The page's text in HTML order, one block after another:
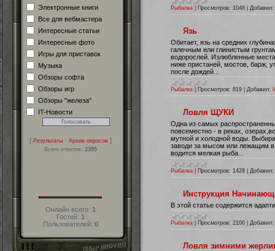
Электронные книги
Все для вебмастера
Интересные статьи
Интересные фото
Игры для приставок
Музыка
Обзоры софта
Обзоры игр
Обзоры "железа"
IT-Новости
[ Результаты· Архив опросов]
Всего ответов: 2395
Онлайн всего: 1
Гостей: 1
Пользователей: 0
Рыбалка Просмотров: 1048 Добавил:
Язь
Обитает, язь на средних
галечным или глинистым
водорослей. Излюбленные
ниже пристаней, мостов, барж,
после дождей...
Рыбалка Просмотров: 819 Добавил:
Ловля ЩУКИ
Одна из самых
повсеместно - в реках,
мутной и холодной воды.
заводи за мысом или лежащим в
водится мелкая рыба...
Рыбалка Просмотров: 1428 Добавил:
Инструкция
В этой статье содержится
Рыбалка Просмотров: 2100 Добавил:
Ловля зимними